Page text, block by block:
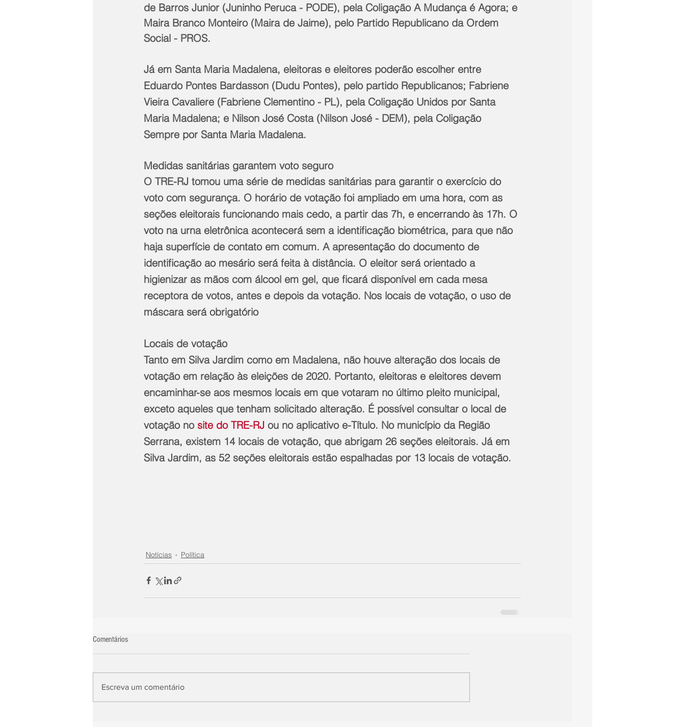
de Barros Junior (Juninho Peruca - PODE), pela Coligação A Mudança é Agora; e
Maira Branco Monteiro (Maira de Jaime), pelo Partido Republicano da Ordem
Social - PROS.
Já em Santa Maria Madalena, eleitoras e eleitores poderão escolher entre
Eduardo Pontes Bardasson (Dudu Pontes), pelo partido Republicanos; Fabriene
Vieira Cavaliere (Fabriene Clementino - PL), pela Coligação Unidos por Santa
Maria Madalena; e Nilson José Costa (Nilson José - DEM), pela Coligação
Sempre por Santa Maria Madalena.
Medidas sanitárias garantem voto seguro
O TRE-RJ tomou uma série de medidas sanitárias para garantir o exercício do
voto com segurança. O horário de votação foi ampliado em uma hora, com as
seções eleitorais funcionando mais cedo, a partir das 7h, e encerrando às 17h. O
voto na urna eletrônica acontecerá sem a identificação biométrica, para que não
haja superfície de contato em comum. A apresentação do documento de
identificação ao mesário será feita à distância. O eleitor será orientado a
higienizar as mãos com álcool em gel, que ficará disponível em cada mesa
receptora de votos, antes e depois da votação. Nos locais de votação, o uso de
máscara será obrigatório
Locais de votação
Tanto em Silva Jardim como em Madalena, não houve alteração dos locais de
votação em relação às eleições de 2020. Portanto, eleitoras e eleitores devem
encaminhar-se aos mesmos locais em que votaram no último pleito municipal,
exceto aqueles que tenham solicitado alteração. É possível consultar o local de
votação no site do TRE-RJ ou no aplicativo e-Título. No município da Região
Serrana, existem 14 locais de votação, que abrigam 26 seções eleitorais. Já em
Silva Jardim, as 52 seções eleitorais estão espalhadas por 13 locais de votação.
Notícias Política
Comentários
Escreva um comentário